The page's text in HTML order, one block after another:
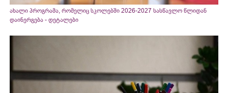
ახალი პროგრამა, რომელიც სკოლებში 2026-2027 სასწავლო წლიდან
დაინერგება - დეტალები